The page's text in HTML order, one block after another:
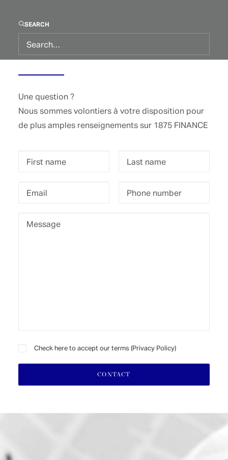
SEARCH
Contact
Une question ?
Nous sommes volontiers à votre disposition pour
de plus amples renseignements sur 1875 FINANCE
Check here to accept our terms (Privacy Policy)